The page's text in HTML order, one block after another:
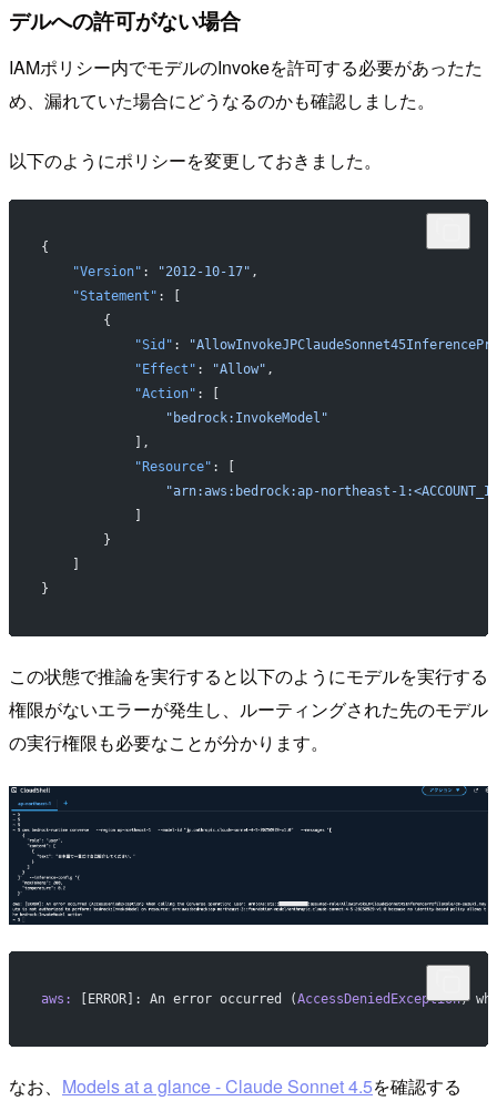
デルへの許可がない場合
IAMポリシー内でモデルのInvokeを許可する必要があったた
め、漏れていた場合にどうなるのかも確認しました。
以下のようにポリシーを変更しておきました。
{
    "Version"
: "2012-10-17" ,
    "Statement"
: [
        {
            "Sid"
:
            "Effect"
: "Allow" ,
            "Action"
: [
                "bedrock:InvokeModel"
            ],
            "Resource"
: [
"arn:aws:bedrock:ap-northeast-
        }
}
この状態で推論を実行すると以下のようにモデルを実行する
権限がないエラーが発生し、ルーティングされた先のモデル
の実行権限も必要なことが分かります。
aws: [ERROR]: An error occurred (AccessDeniedException)
なお、 Models at a glance - Claude Sonnet 4.5を確認する